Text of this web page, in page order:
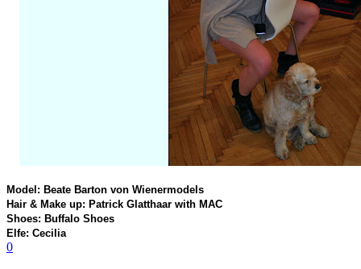
Model: Beate Barton von Wienermodels
Hair & Make up: Patrick Glatthaar with MAC
Shoes: Buffalo Shoes
Elfe: Cecilia
0